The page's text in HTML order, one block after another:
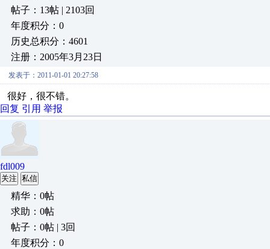
帖子：13帖 | 2103回
年度积分：0
历史总积分：4601
注册：2005年3月23日
发表于：2011-01-01 20:27:58
很好，很不错。
回复 引用 举报
fdl009
关注 私信
精华：0帖
求助：0帖
帖子：0帖 | 3回
年度积分：0